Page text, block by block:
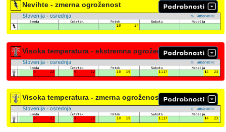
Nevihte - zmerna ogroženost
Visoka temperatura - ekstremna ogroženost
Visoka temperatura - zmerna ogroženost